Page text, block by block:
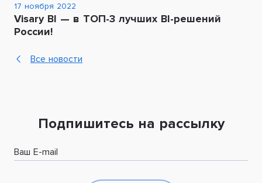
17 ноября 2022
Visary BI — в ТОП-3 лучших BI-решений
России!
Все новости
Подпишитесь на рассылку
Ваш E-mail